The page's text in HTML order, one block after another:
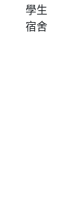
學生
宿舍